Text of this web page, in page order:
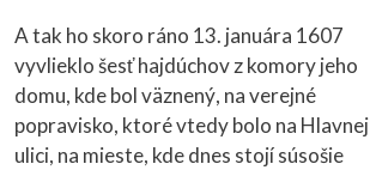
A tak ho skoro ráno 13. januára 1607
vyvlieklo šesť hajdúchov z komory jeho
domu, kde bol väznený, na verejné
popravisko, ktoré vtedy bolo na Hlavnej
ulici, na mieste, kde dnes stojí súsošie